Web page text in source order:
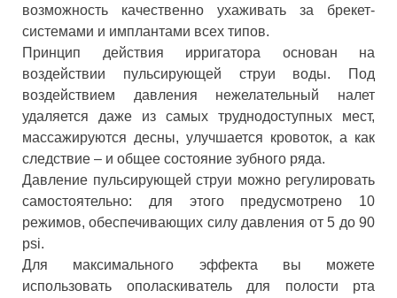
возможность качественно ухаживать за брекет-
системами и имплантами всех типов.
Принцип действия ирригатора основан на
воздействии пульсирующей струи воды. Под
воздействием давления нежелательный налет
удаляется даже из самых труднодоступных мест,
массажируются десны, улучшается кровоток, а как
следствие – и общее состояние зубного ряда.
Давление пульсирующей струи можно регулировать
самостоятельно: для этого предусмотрено 10
режимов, обеспечивающих силу давления от 5 до 90
psi.
Для максимального эффекта вы можете
использовать ополаскиватель для полости рта